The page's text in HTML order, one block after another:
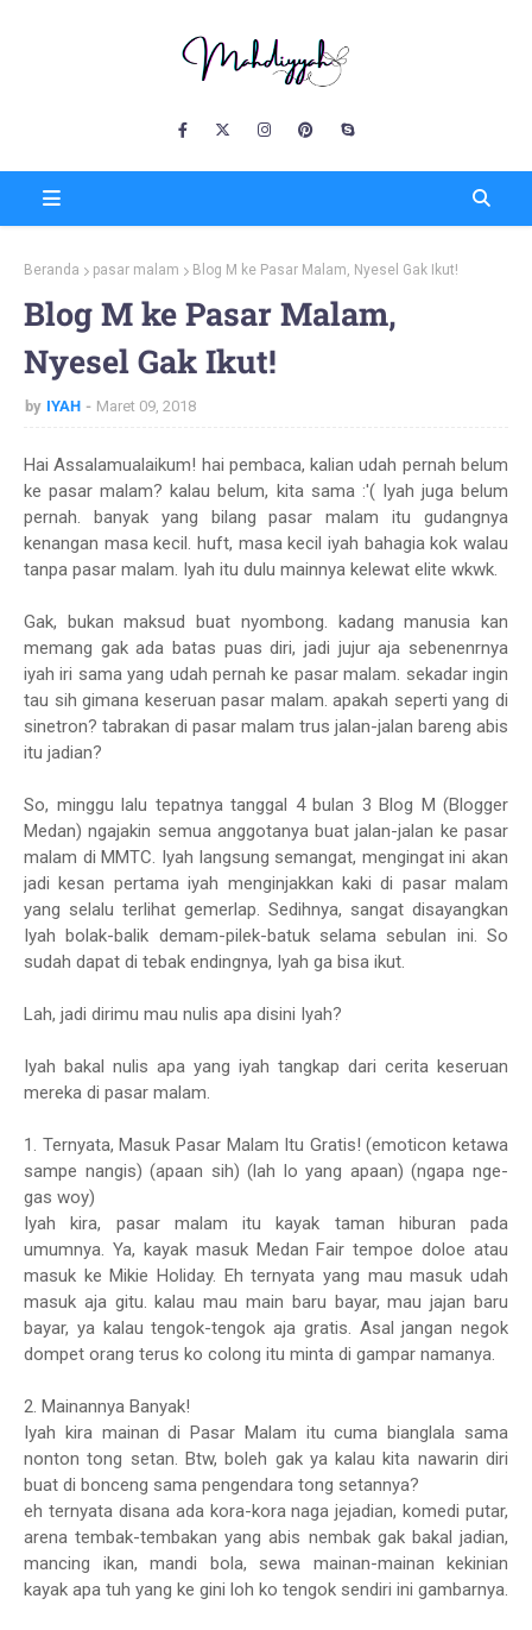
Beranda pasar malam Blog M ke Pasar Malam, Nyesel Gak Ikut!
Blog M ke Pasar Malam,
Nyesel Gak Ikut!
by IYAH Maret 09, 2018
Hai Assalamualaikum! hai pembaca, kalian udah pernah belum
ke pasar malam? kalau belum, kita sama :'( Iyah juga belum
pernah. banyak yang bilang pasar malam itu gudangnya
kenangan masa kecil. huft, masa kecil iyah bahagia kok walau
tanpa pasar malam. Iyah itu dulu mainnya kelewat elite wkwk.
Gak, bukan maksud buat nyombong. kadang manusia kan
memang gak ada batas puas diri, jadi jujur aja sebenenrnya
iyah iri sama yang udah pernah ke pasar malam. sekadar ingin
tau sih gimana keseruan pasar malam. apakah seperti yang di
sinetron? tabrakan di pasar malam trus jalan-jalan bareng abis
itu jadian?
So, minggu lalu tepatnya tanggal 4 bulan 3 Blog M (Blogger
Medan) ngajakin semua anggotanya buat jalan-jalan ke pasar
malam di MMTC. Iyah langsung semangat, mengingat ini akan
jadi kesan pertama iyah menginjakkan kaki di pasar malam
yang selalu terlihat gemerlap. Sedihnya, sangat disayangkan
Iyah bolak-balik demam-pilek-batuk selama sebulan ini. So
sudah dapat di tebak endingnya, Iyah ga bisa ikut.
Lah, jadi dirimu mau nulis apa disini Iyah?
Iyah bakal nulis apa yang iyah tangkap dari cerita keseruan
mereka di pasar malam.
1. Ternyata, Masuk Pasar Malam Itu Gratis! (emoticon ketawa
sampe nangis) (apaan sih) (lah lo yang apaan) (ngapa nge-
gas woy)
Iyah kira, pasar malam itu kayak taman hiburan pada
umumnya. Ya, kayak masuk Medan Fair tempoe doloe atau
masuk ke Mikie Holiday. Eh ternyata yang mau masuk udah
masuk aja gitu. kalau mau main baru bayar, mau jajan baru
bayar, ya kalau tengok-tengok aja gratis. Asal jangan negok
dompet orang terus ko colong itu minta di gampar namanya.
2. Mainannya Banyak!
Iyah kira mainan di Pasar Malam itu cuma bianglala sama
nonton tong setan. Btw, boleh gak ya kalau kita nawarin diri
buat di bonceng sama pengendara tong setannya?
eh ternyata disana ada kora-kora naga jejadian, komedi putar,
arena tembak-tembakan yang abis nembak gak bakal jadian,
mancing ikan, mandi bola, sewa mainan-mainan kekinian
kayak apa tuh yang ke gini loh ko tengok sendiri ini gambarnya.